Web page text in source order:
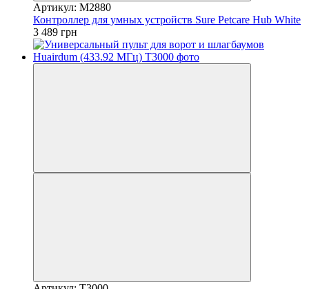
Артикул: M2880
Контроллер для умных устройств Sure Petcare Hub White
3 489 грн